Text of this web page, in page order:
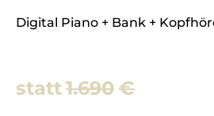
Digital Piano + Bank +
1.690 €